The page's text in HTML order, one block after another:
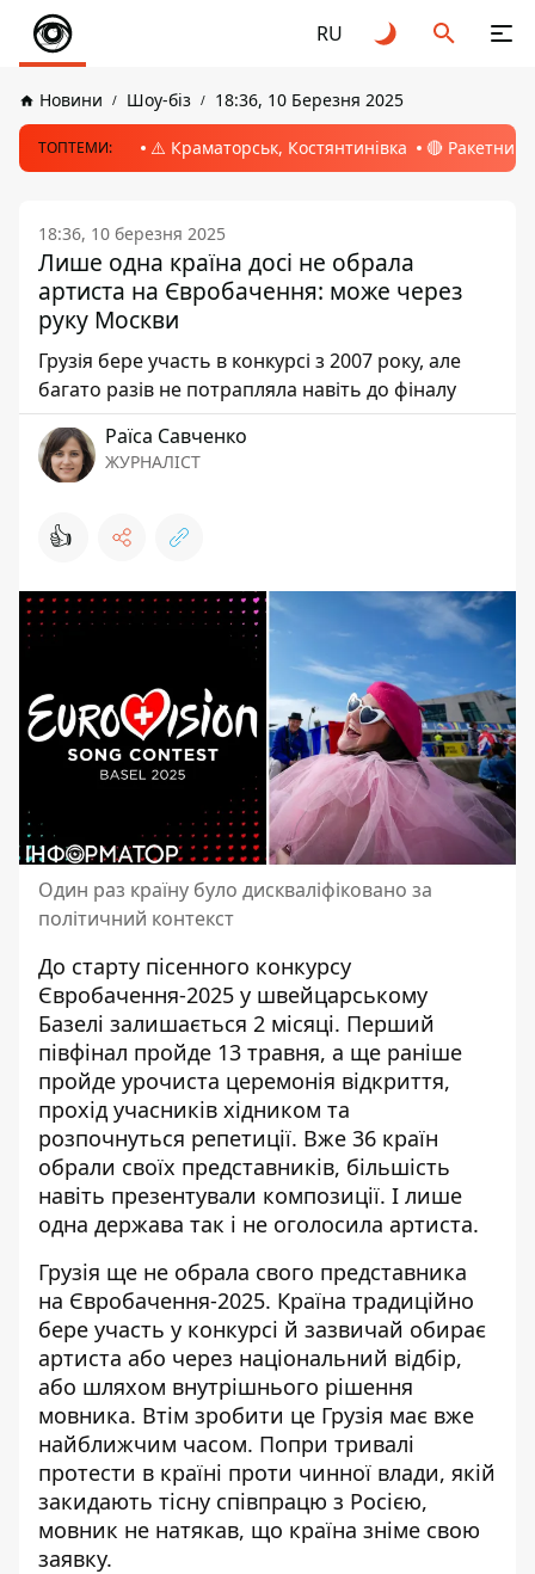
RU
Новини Шоу-біз 18:36, 10 Березня 2025
ТОПТЕМИ: ⚠️ Краматорськ, Костянтинівка 🔴 Ракетний
18:36, 10 березня 2025
Лише одна країна досі не обрала
артиста на Євробачення: може через
руку Москви
Грузія бере участь в конкурсі з 2007 року, але
багато разів не потрапляла навіть до фіналу
Раїса Савченко
ЖУРНАЛІСТ
👍
Один раз країну було дискваліфіковано за
політичний контекст
До старту пісенного конкурсу
Євробачення-2025 у швейцарському
Базелі залишається 2 місяці. Перший
півфінал пройде 13 травня, а ще раніше
пройде урочиста церемонія відкриття,
прохід учасників хідником та
розпочнуться репетиції. Вже 36 країн
обрали своїх представників, більшість
навіть презентували композиції. І лише
одна держава так і не оголосила артиста.
Грузія ще не обрала свого представника
на Євробачення-2025. Країна традиційно
бере участь у конкурсі й зазвичай обирає
артиста або через національний відбір,
або шляхом внутрішнього рішення
мовника. Втім зробити це Грузія має вже
найближчим часом. Попри тривалі
протести в країні проти чинної влади, якій
закидають тісну співпрацю з Росією,
мовник не натякав, що країна зніме свою
заявку.